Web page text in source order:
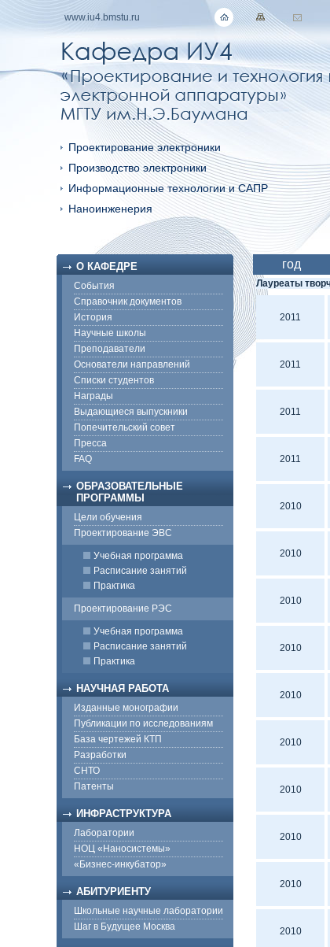
www.iu4.bmstu.ru
Проектирование электроники
Производство электроники
Информационные технологии и САПР
Наноинженерия
О КАФЕДРЕ
События
Справочник документов
История
Научные школы
Преподаватели
Основатели направлений
Списки студентов
Награды
Выдающиеся выпускники
Попечительский совет
Пресса
FAQ
ОБРАЗОВАТЕЛЬНЫЕ
ПРОГРАММЫ
Цели обучения
Проектирование ЭВС
Учебная программа
Расписание занятий
Практика
Проектирование РЭС
Учебная программа
Расписание занятий
Практика
НАУЧНАЯ РАБОТА
Изданные монографии
Публикации по исследованиям
База чертежей КТП
Разработки
СНТО
Патенты
ИНФРАСТРУКТУРА
Лаборатории
НОЦ «Наносистемы»
«Бизнес-инкубатор»
АБИТУРИЕНТУ
Школьные научные лаборатории
Шаг в Будущее Москва
год
Лауреаты
2011
2011
2011
2011
2010
2010
2010
2010
2010
2010
2010
2010
2010
2010